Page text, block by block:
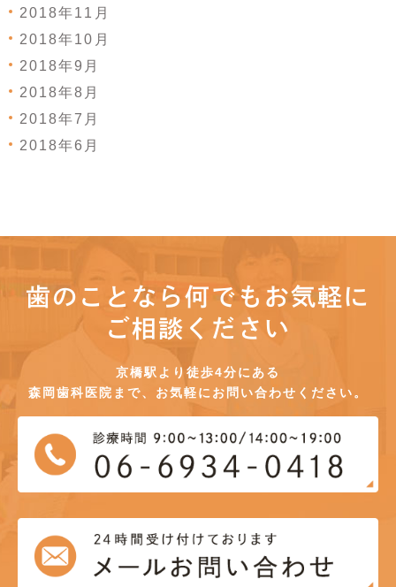
2018年11月
2018年10月
2018年9月
2018年8月
2018年7月
2018年6月
歯のことなら何でもお気軽に
ご相談ください
京橋駅より徒歩4分にある
森岡歯科医院まで、お気軽にお問い合わせください。